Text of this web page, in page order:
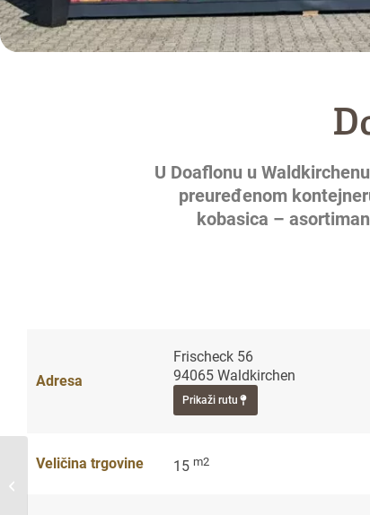
U Doaflonu u
preuređenom
kobasica –
Adresa
Frischeck 56
94065 Waldkirchen
Prikaži rutu
Veličina trgovine 15 m2